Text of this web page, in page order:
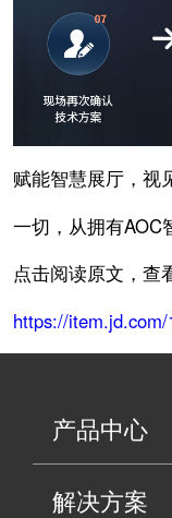
赋能智慧展厅，视
一切，从拥有AOC
点击阅读原文，查
https://
产品中心
解决方案